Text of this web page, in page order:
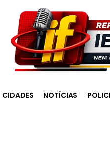
CIDADES NOTÍCIAS